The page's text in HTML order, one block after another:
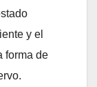
y el
forma de